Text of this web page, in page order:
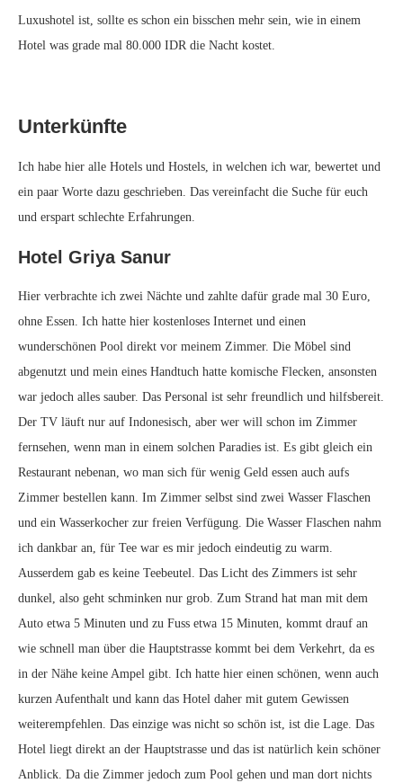
Luxushotel ist, sollte es schon ein bisschen mehr sein, wie in einem
Hotel was grade mal 80.000 IDR die Nacht kostet.
Unterkünfte
Ich habe hier alle Hotels und Hostels, in welchen ich war, bewertet und
ein paar Worte dazu geschrieben. Das vereinfacht die Suche für euch
und erspart schlechte Erfahrungen.
Hotel Griya Sanur
Hier verbrachte ich zwei Nächte und zahlte dafür grade mal 30 Euro,
ohne Essen. Ich hatte hier kostenloses Internet und einen
wunderschönen Pool direkt vor meinem Zimmer. Die Möbel sind
abgenutzt und mein eines Handtuch hatte komische Flecken, ansonsten
war jedoch alles sauber. Das Personal ist sehr freundlich und hilfsbereit.
Der TV läuft nur auf Indonesisch, aber wer will schon im Zimmer
fernsehen, wenn man in einem solchen Paradies ist. Es gibt gleich ein
Restaurant nebenan, wo man sich für wenig Geld essen auch aufs
Zimmer bestellen kann. Im Zimmer selbst sind zwei Wasser Flaschen
und ein Wasserkocher zur freien Verfügung. Die Wasser Flaschen nahm
ich dankbar an, für Tee war es mir jedoch eindeutig zu warm.
Ausserdem gab es keine Teebeutel. Das Licht des Zimmers ist sehr
dunkel, also geht schminken nur grob. Zum Strand hat man mit dem
Auto etwa 5 Minuten und zu Fuss etwa 15 Minuten, kommt drauf an
wie schnell man über die Hauptstrasse kommt bei dem Verkehrt, da es
in der Nähe keine Ampel gibt. Ich hatte hier einen schönen, wenn auch
kurzen Aufenthalt und kann das Hotel daher mit gutem Gewissen
weiterempfehlen. Das einzige was nicht so schön ist, ist die Lage. Das
Hotel liegt direkt an der Hauptstrasse und das ist natürlich kein schöner
Anblick. Da die Zimmer jedoch zum Pool gehen und man dort nichts